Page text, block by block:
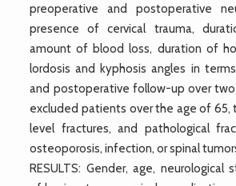
preoperative and postoperative
presence of cervical trauma,
amount of blood loss, duration of
lordosis and kyphosis angles in
and postoperative follow-up over
excluded patients over the age of 65,
level fractures, and pathological
osteoporosis, infection, or spinal
RESULTS: Gender, age, neurological